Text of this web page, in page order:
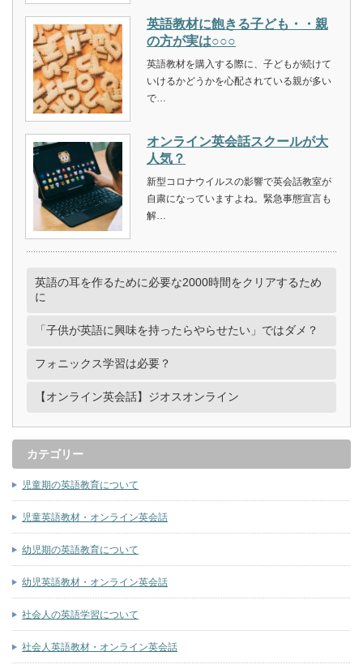
英語教材に飽きる子ども・・親
の方が実は○○○
英語教材を購入する際に、子どもが続けて
いけるかどうかを心配されている親が多い
で…
オンライン英会話スクールが大
人気？
新型コロナウイルスの影響で英会話教室が
自粛になっていますよね。緊急事態宣言も
解…
英語の耳を作るために必要な2000時間をクリアするため
に
「子供が英語に興味を持ったらやらせたい」ではダメ？
フォニックス学習は必要？
【オンライン英会話】ジオスオンライン
カテゴリー
児童期の英語教育について
児童英語教材・オンライン英会話
幼児期の英語教育について
幼児英語教材・オンライン英会話
社会人の英語学習について
社会人英語教材・オンライン英会話